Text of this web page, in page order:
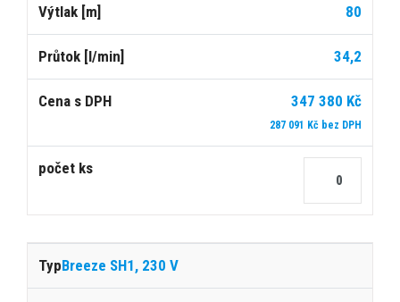
80
34,2
347 380 Kč
287 091 Kč bez DPH
Breeze SH1, 230 V